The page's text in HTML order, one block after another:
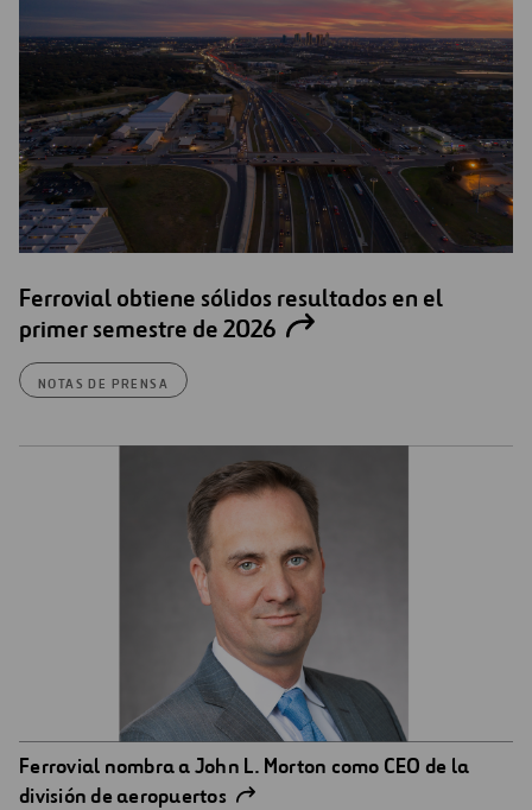
Ferrovial obtiene sólidos resultados en el
primer semestre de 2026
NOTAS DE PRENSA
Ferrovial nombra a John L. Morton como CEO de la
división de aeropuertos